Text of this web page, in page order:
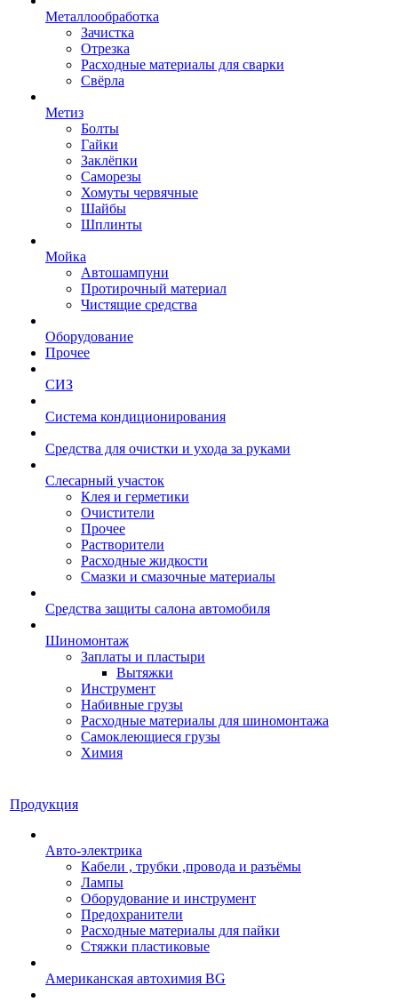
Металлообработка
Зачистка
Отрезка
Расходные материалы для сварки
Свёрла
Метиз
Болты
Гайки
Заклёпки
Саморезы
Хомуты червячные
Шайбы
Шплинты
Мойка
Автошампуни
Протирочный материал
Чистящие средства
Оборудование
Прочее
СИЗ
Система кондиционирования
Средства для очистки и ухода за руками
Слесарный участок
Клея и герметики
Очистители
Прочее
Растворители
Расходные жидкости
Смазки и смазочные материалы
Средства защиты салона автомобиля
Шиномонтаж
Заплаты и пластыри
Вытяжки
Инструмент
Набивные грузы
Расходные материалы для шиномонтажа
Самоклеющиеся грузы
Химия
Продукция
Авто-электрика
Кабели , трубки ,провода и разъёмы
Лампы
Оборудование и инструмент
Предохранители
Расходные материалы для пайки
Стяжки пластиковые
Американская автохимия BG